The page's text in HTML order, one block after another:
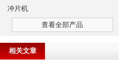
冲片机
查看全部产品
相关文章